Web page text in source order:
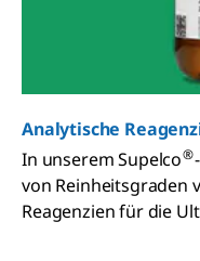
Analytische
In unserem Supelco®
von Reinheitsgraden
Reagenzien für die